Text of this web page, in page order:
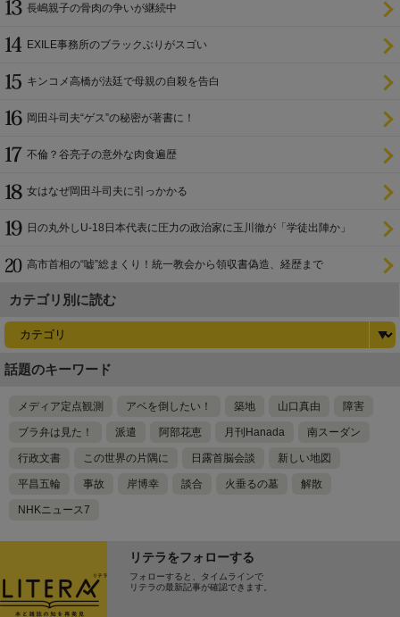
長嶋親子の骨肉の争いが継続中
EXILE事務所のブラックぶりがスゴい
キンコメ高橋が法廷で母親の自殺を告白
岡田斗司夫“ゲス”の秘密が著書に！
不倫？谷亮子の意外な肉食遍歴
女はなぜ岡田斗司夫に引っかかる
日の丸外しU-18日本代表に圧力の政治家に玉川徹が「学徒出陣か」
高市首相の“嘘”総まくり！統一教会から領収書偽造、経歴まで
カテゴリ別に読む
話題のキーワード
メディア定点観測 アベを倒したい！ 築地 山口真由 障害
ブラ弁は見た！ 派遣 阿部花恵 月刊Hanada 南スーダン
行政文書 この世界の片隅に 日露首脳会談 新しい地図
平昌五輪 事故 岸博幸 談合 火垂るの墓 解散
NHKニュース7
リテラをフォローする
フォローすると、タイムラインで
リテラの最新記事が確認できます。